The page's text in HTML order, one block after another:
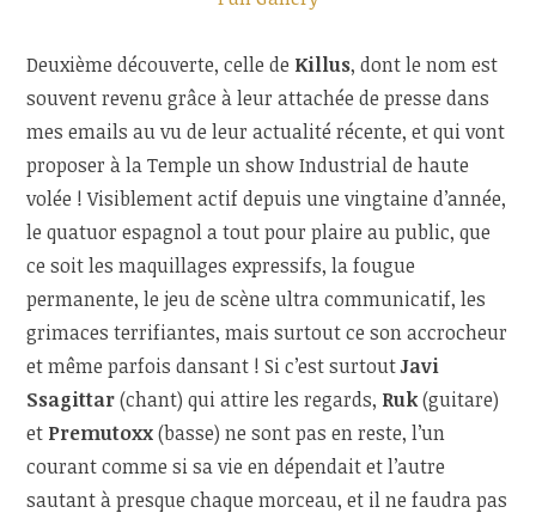
Deuxième découverte, celle de Killus, dont le nom est
souvent revenu grâce à leur attachée de presse dans
mes emails au vu de leur actualité récente, et qui vont
proposer à la Temple un show Industrial de haute
volée ! Visiblement actif depuis une vingtaine d’année,
le quatuor espagnol a tout pour plaire au public, que
ce soit les maquillages expressifs, la fougue
permanente, le jeu de scène ultra communicatif, les
grimaces terrifiantes, mais surtout ce son accrocheur
et même parfois dansant ! Si c’est surtoutJavi
Ssagittar(chant) qui attire les regards, Ruk(guitare)
et Premutoxx(basse) ne sont pas en reste, l’un
courant comme si sa vie en dépendait et l’autre
sautant à presque chaque morceau, et il ne faudra pas